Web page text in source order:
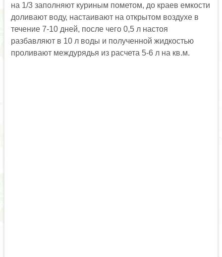
на 1/3 заполняют куриным пометом, до краев емкости
доливают воду, настаивают на открытом воздухе в
течение 7-10 дней, после чего 0,5 л настоя
разбавляют в 10 л воды и полученной жидкостью
проливают междурядья из расчета 5-6 л на кв.м.